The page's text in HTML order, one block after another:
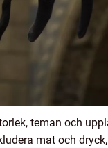
teman och
mat och